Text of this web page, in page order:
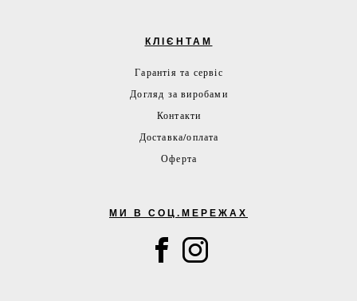
КЛІЄНТАМ
Гарантія та сервіс
Догляд за виробами
Контакти
Доставка/оплата
Оферта
МИ В СОЦ.МЕРЕЖАХ